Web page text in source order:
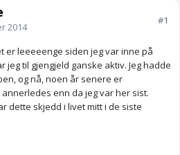
2014
#1
er leeeeenge siden jeg var inne på
jeg til gjengjeld ganske aktiv. Jeg hadde
og nå, noen år senere er
enn da jeg var her sist.
dette skjedd i livet mitt i de siste